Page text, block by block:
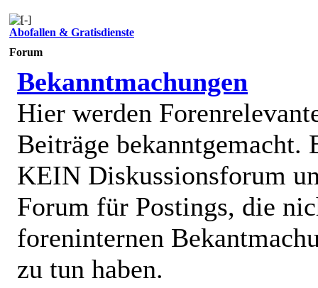
Abofallen & Gratisdienste
Forum
Bekanntmachungen
Hier werden
Beiträge bekanntgemacht.
KEIN Diskussionsforum
Forum für Postings, die
foreninternen
zu tun haben.